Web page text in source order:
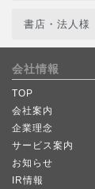
書店・法人様
会社情報
TOP
会社案内
企業理念
サービス案内
お知らせ
IR情報